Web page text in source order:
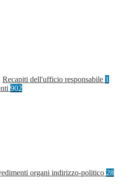
Recapiti dell'ufficio responsabile 1
902
organi indirizzo-politico 28